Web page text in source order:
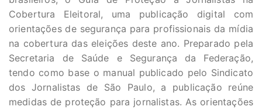
Cobertura Eleitoral, uma publicação digital com
orientações de segurança para profissionais da mídia
na cobertura das eleições deste ano. Preparado pela
Secretaria de Saúde e Segurança da Federação,
tendo como base o manual publicado pelo Sindicato
dos Jornalistas de São Paulo, a publicação reúne
medidas de proteção para jornalistas. As orientações